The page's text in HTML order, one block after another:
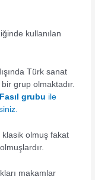
kullanılan
Türk sanat
grup olmaktadır.
Fasıl grubu ile
olmuş fakat
makamlar